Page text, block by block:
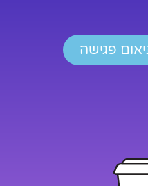
פגישה